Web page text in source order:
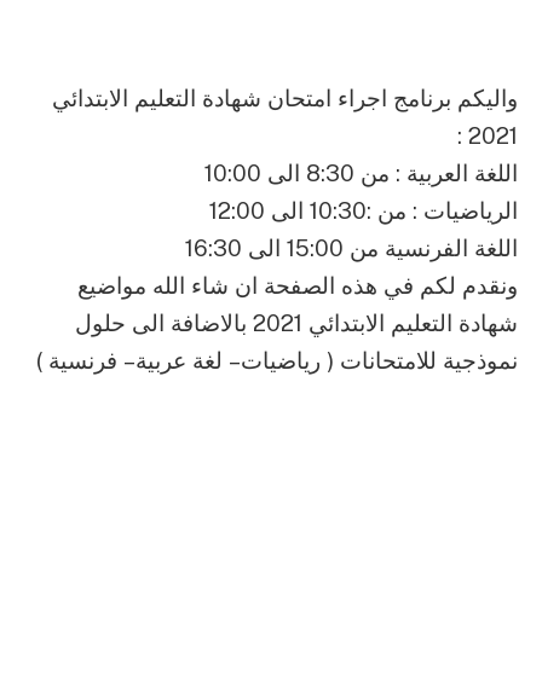
واليكم برنامج اجراء امتحان شهادة التعليم الابتدائي
2021 :
اللغة العربية : من 8:30 الى 10:00
الرياضيات : من :10:30 الى 12:00
اللغة الفرنسية من 15:00 الى 16:30
ونقدم لكم في هذه الصفحة ان شاء الله مواضيع
شهادة التعليم الابتدائي 2021 بالاضافة الى حلول
نموذجية للامتحانات ( رياضيات – لغة عربية – فرنسية )